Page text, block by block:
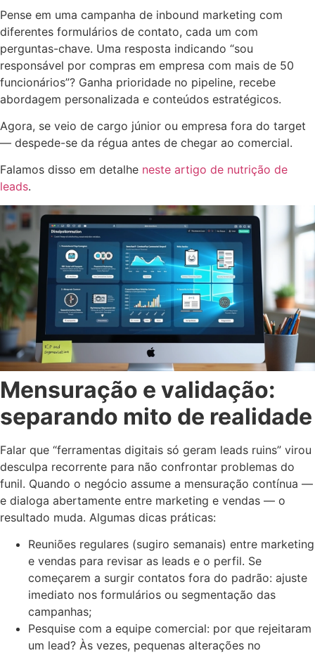
Pense em uma campanha de inbound marketing com
diferentes formulários de contato, cada um com
perguntas-chave. Uma resposta indicando “sou
responsável por compras em empresa com mais de 50
funcionários”? Ganha prioridade no pipeline, recebe
abordagem personalizada e conteúdos estratégicos.
Agora, se veio de cargo júnior ou empresa fora do target
— despede-se da régua antes de chegar ao comercial.
Falamos disso em detalhe neste artigo de nutrição de
leads.
Mensuração e validação:
separando mito de realidade
Falar que “ferramentas digitais só geram leads ruins” virou
desculpa recorrente para não confrontar problemas do
funil. Quando o negócio assume a mensuração contínua —
e dialoga abertamente entre marketing e vendas — o
resultado muda. Algumas dicas práticas:
Reuniões regulares (sugiro semanais) entre marketing
e vendas para revisar as leads e o perfil. Se
começarem a surgir contatos fora do padrão: ajuste
imediato nos formulários ou segmentação das
campanhas;
Pesquise com a equipe comercial: por que rejeitaram
um lead? Às vezes, pequenas alterações no